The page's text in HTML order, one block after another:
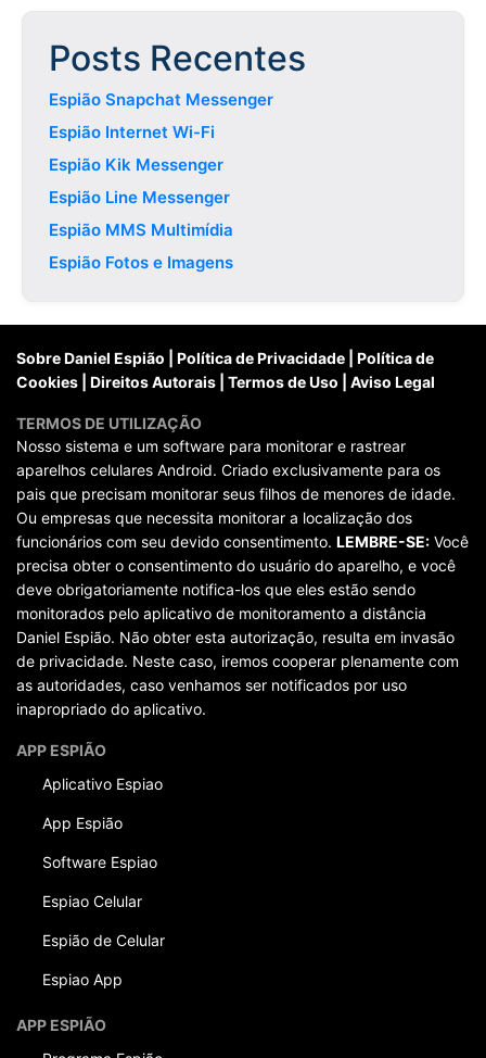
Posts Recentes
Espião Snapchat Messenger
Espião Internet Wi-Fi
Espião Kik Messenger
Espião Line Messenger
Espião MMS Multimídia
Espião Fotos e Imagens
Sobre Daniel Espião Política de Privacidade
Política de
Cookies
Direitos Autorais Termos de Uso Aviso Legal
TERMOS DE UTILIZAÇÃO
Nosso sistema e um software para monitorar e rastrear
aparelhos celulares Android. Criado exclusivamente para os
pais que precisam monitorar seus filhos de menores de idade.
Ou empresas que necessita monitorar a localização dos
funcionários com seu devido consentimento. LEMBRE-SE: Você
precisa obter o consentimento do usuário do aparelho, e você
deve obrigatoriamente notifica-los que eles estão sendo
monitorados pelo aplicativo de monitoramento a distância
Daniel Espião. Não obter esta autorização, resulta em invasão
de privacidade. Neste caso, iremos cooperar plenamente com
as autoridades, caso venhamos ser notificados por uso
inapropriado do aplicativo.
APP ESPIÃO
Aplicativo Espiao
App Espião
Software Espiao
Espiao Celular
Espião de Celular
Espiao App
APP ESPIÃO